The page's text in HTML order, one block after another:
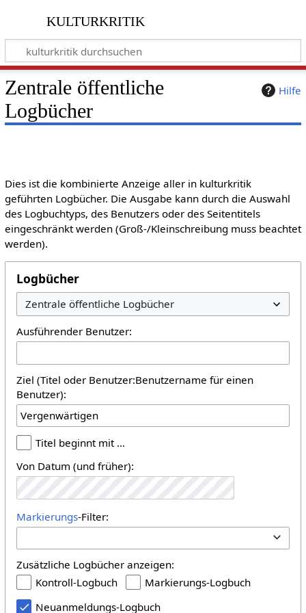
kulturkritik
Hilfe
Zentrale öffentliche
Logbücher
Dies ist die kombinierte Anzeige aller in kulturkritik
geführten Logbücher. Die Ausgabe kann durch die Auswahl
des Logbuchtyps, des Benutzers oder des Seitentitels
eingeschränkt werden (Groß-/Kleinschreibung muss beachtet
werden).
Logbücher
Ausführender Benutzer:
Ziel (Titel oder Benutzer:Benutzername für einen
Benutzer):
Titel beginnt mit …
Von Datum (und früher):
Markierungs-Filter:
Zusätzliche Logbücher anzeigen:
Kontroll-Logbuch
Markierungs-Logbuch
Neuanmeldungs-Logbuch